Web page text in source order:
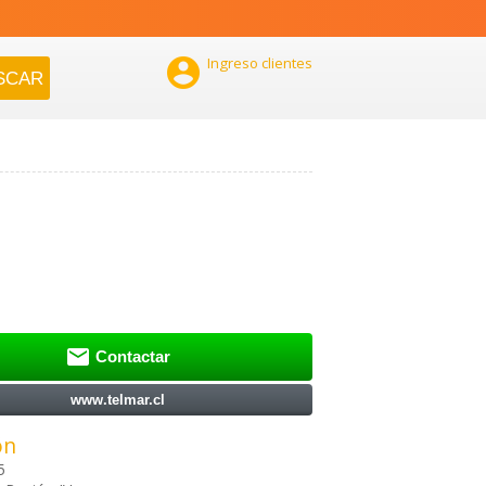
 Ingreso clientes
 Contactar
www.telmar.cl